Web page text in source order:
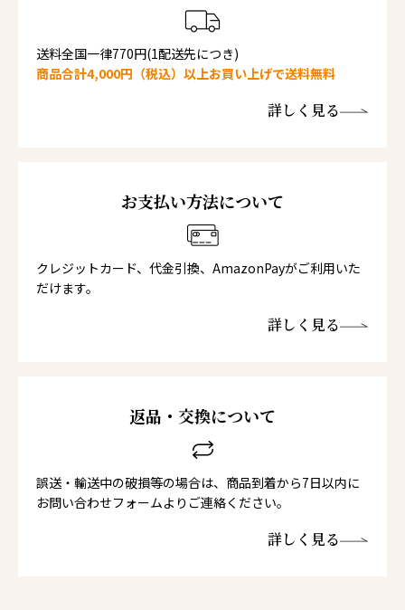
送料全国一律770円(1配送先につき)
商品合計4,000円（税込）以上お買い上げで送料無料
詳しく見る
お支払い方法について
クレジットカード、代金引換、AmazonPayがご利用いた
だけます。
詳しく見る
返品・交換について
誤送・輸送中の破損等の場合は、商品到着から7日以内に
お問い合わせフォームよりご連絡ください。
詳しく見る